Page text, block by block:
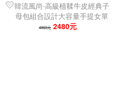
韓流風尚‧高級植鞣牛皮經典子
母包組合設計大容量手提女單
肩包｜托特包
4960元 2480元